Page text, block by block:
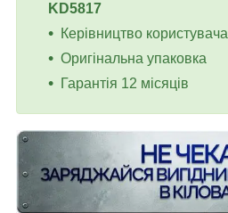
KD5817
Керівництво користувача
Оригінальна упаковка
Гарантія 12 місяців